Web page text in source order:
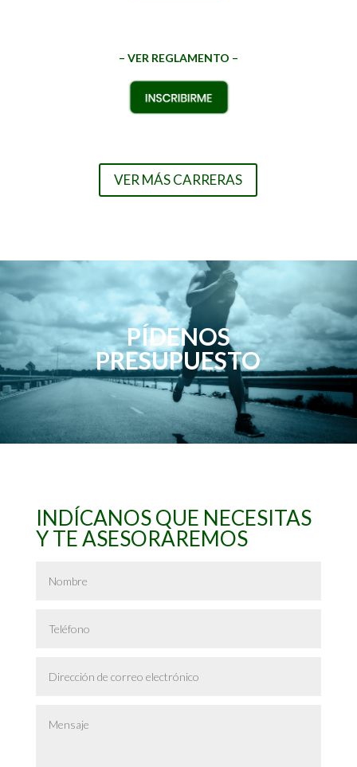
– VER REGLAMENTO –
VER MÁS CARRERAS
PÍDENOS
PRESUPUESTO
INDÍCANOS QUE NECESITAS
Y TE ASESORAREMOS